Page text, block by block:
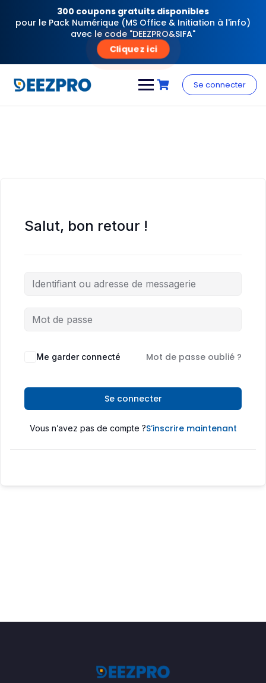
300 coupons gratuits disponibles
pour le Pack Numérique (MS Office & Initiation à l'info)
avec le code "DEEZPRO&SIFA"
Cliquez ici
content
Se connecter
Salut, bon retour !
Me garder connecté Mot de passe oublié ?
Se connecter
Vous n’avez pas de compte ?S’inscrire maintenant